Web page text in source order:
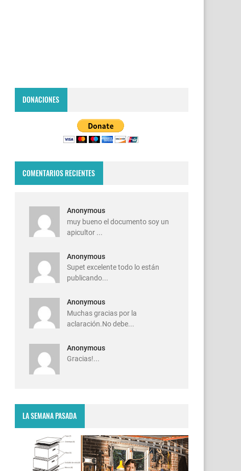
DONACIONES
COMENTARIOS RECIENTES
Anonymous
muy bueno el documento soy un
apicultor ...
Anonymous
Supet excelente todo lo están
publicando...
Anonymous
Muchas gracias por la
aclaración.No debe...
Anonymous
Gracias!...
LA SEMANA PASADA